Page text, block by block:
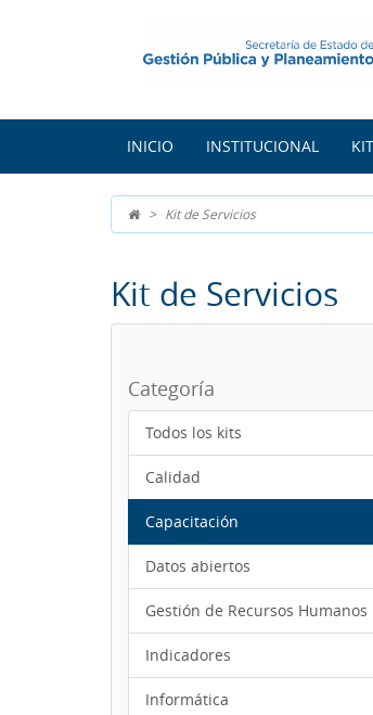
INICIO INSTITUCIONAL
Kit de Servicios
Kit de Servicios
Categoría
Todos los kits
Calidad
Capacitación
Datos abiertos
Gestión de Recursos Humanos
Indicadores
Informática